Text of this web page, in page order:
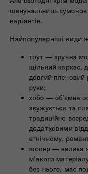
шанувальниць сумочок
варіантів.
Найпопулярніші види
тоут — зручна
щільний каркас,
довгий плечовий
руки;
хобо — об’ємна
звужується та
традиційно
додатковими
етнічному,
шопер — велика
м’якого
без нього, має